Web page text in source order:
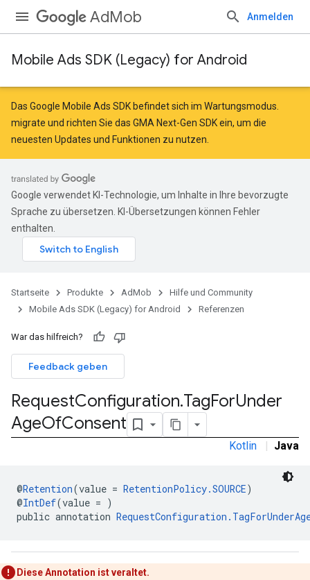
AdMob Anmelden
Mobile Ads SDK (Legacy) for Android
Das Google Mobile Ads SDK befindet sich im Wartungsmodus.
migrate und richten Sie das GMA Next-Gen SDK ein, um die
neuesten Updates und Funktionen zu nutzen.
Google verwendet KI-Technologie, um Inhalte in Ihre bevorzugte
Sprache zu übersetzen. KI-Übersetzungen können Fehler
enthalten.
Startseite Produkte AdMob
Hilfe und Community
Mobile Ads SDK (Legacy) for Android
Referenzen
War das hilfreich?
Feedback geben
RequestConfiguration.TagForUnder
AgeOfConsent
Kotlin | Java
@Retention(value = RetentionPolicy.SOURCE)
@IntDef(value = )
public annotation
Diese Annotation ist veraltet.